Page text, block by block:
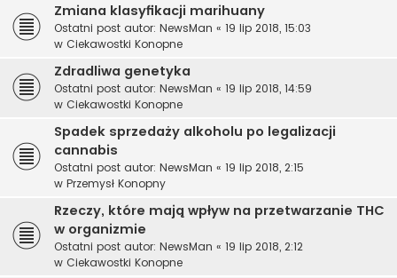
Zmiana klasyfikacji marihuany
Ostatni post autor: NewsMan « 19 lip 2018, 15:03
w Ciekawostki Konopne
Zdradliwa genetyka
Ostatni post autor: NewsMan « 19 lip 2018, 14:59
w Ciekawostki Konopne
Spadek sprzedaży alkoholu po legalizacji
cannabis
Ostatni post autor: NewsMan « 19 lip 2018, 2:15
w Przemysł Konopny
Rzeczy, które mają wpływ na przetwarzanie THC
w organizmie
Ostatni post autor: NewsMan « 19 lip 2018, 2:12
w Ciekawostki Konopne